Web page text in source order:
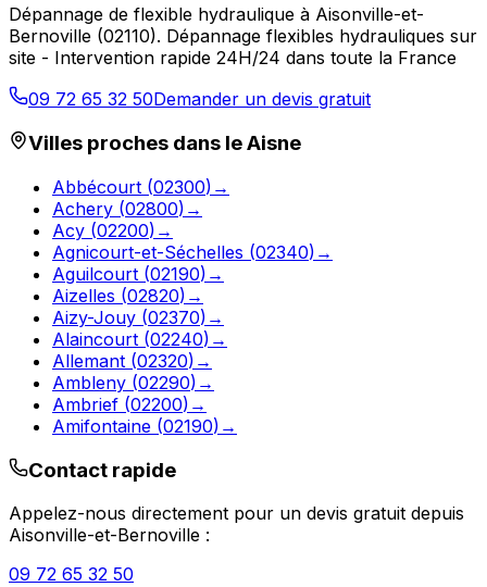
Dépannage de flexible hydraulique à Aisonville-et-
Bernoville (02110). Dépannage flexibles hydrauliques sur
site - Intervention rapide 24H/24 dans toute la France
09 72 65 32 50Demander un devis gratuit
Villes proches dans leAisne
Abbécourt (02300) →
Achery (02800) →
Acy (02200) →
Agnicourt-et-Séchelles (02340) →
Aguilcourt (02190) →
Aizelles (02820) →
Aizy-Jouy (02370) →
Alaincourt (02240) →
Allemant (02320) →
Ambleny (02290) →
Ambrief (02200) →
Amifontaine (02190) →
Contact rapide
Appelez-nous directement pour un devis gratuit depuis
Aisonville-et-Bernoville :
09 72 65 32 50